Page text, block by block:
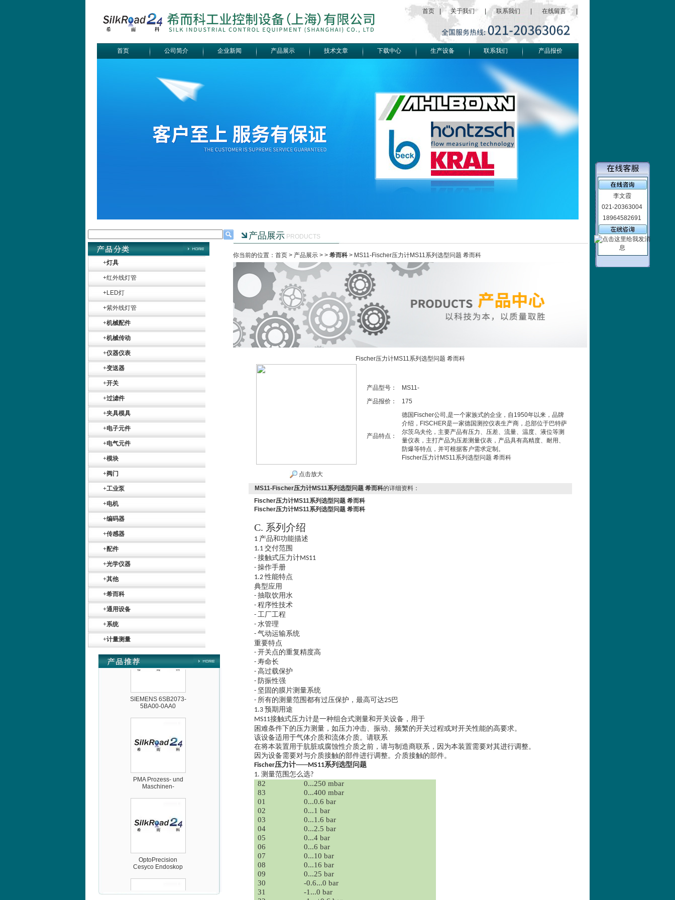
首页 关于我们 联系我们 在线留言
首页 公司简介 企业新闻 产品展示 技术文章 下载中心 生产设备 联系我们 产品报价
+灯具
+红外线灯管
+LED灯
+紫外线灯管
+机械配件
+机械传动
+仪器仪表
+变送器
+开关
+过滤件
+夹具模具
+电子元件
+电气元件
+模块
+阀门
+工业泵
+电机
+编码器
+传感器
+配件
+光学仪器
+其他
+希而科
+通用设备
+系统
+计量测量
SR+KH-AFB AF24-
ZIGOR
5BA00-0AA0
Maschinen-
Automation GmbH
Cesyco Endoskop
HTO 38 内窥镜
产品展示PRODUCTS
你当前的位置：首页 > 产品展示> > 希而科> MS11-Fischer压力计MS11系列选型问题 希而科
Fischer压力计MS11系列选型问题 希而科
点击放大
产品型号：
MS11-
产品报价：
175
产品特点：
德国Fischer公司,是一个家族式的企业，自1950年以来，品牌
介绍，FISCHER是一家德国测控仪表生产商，总部位于巴特萨
尔茨乌夫伦，主要产品有压力、压差、流量、温度、液位等测
量仪表，主打产品为压差测量仪表，产品具有高精度、耐用、
防爆等特点，并可根据客户需求定制。
Fischer压力计MS11系列选型问题 希而科
MS11-Fischer压力计MS11系列选型问题 希而科的详细资料：
Fischer压力计MS11系列选型问题 希而科
Fischer压力计MS11系列选型问题 希而科
C. 系列介绍
1 产品和功能描述
1.1 交付范围
- 接触式压力计MS11
- 操作手册
1.2性能特点
典型应用
- 抽取饮用水
- 程序性技术
- 工厂工程
- 水管理
- 气动运输系统
重要特点
- 开关点的重复精度高
- 寿命长
- 高过载保护
- 防振性强
- 坚固的膜片测量系统
- 所有的测量范围都有过压保护，最高可达25巴
1.3 预期用途
MS11接触式压力计是一种组合式测量和开关设备，用于
困难条件下的压力测量，如压力冲击、振动、频繁的开关过程或对开关性能的高要求。
该设备适用于气体介质和流体介质。请联系
在将本装置用于肮脏或腐蚀性介质之前，请与制造商联系，因为本装置需要对其进行调整。
因为设备需要对与介质接触的部件进行调整。介质接触的部件。
Fischer压力计------MS11系列选型问题
1. 测量范围怎么选?
82
0...250 mbar
83
0...400 mbar
01
0...0.6 bar
02
0...1 bar
03
0...1.6 bar
04
0...2.5 bar
05
0...4 bar
06
0...6 bar
07
0...10 bar
08
0...16 bar
09
0...25 bar
30
-0.6...0 bar
31
-1...0 bar
李文霞
021-20363004
18964582691